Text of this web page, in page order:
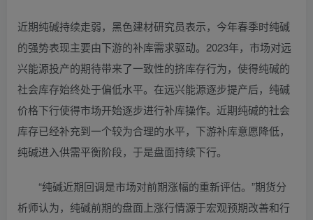
近期纯碱持续走弱，黑色建材研究员表示，今年春季时纯碱
的强势表现主要由下游的补库需求驱动。2023年，市场对远
兴能源投产的期待带来了一致性的挤库存行为，使得纯碱的
社会库存始终处于偏低水平。在远兴能源逐步提产后，纯碱
价格下行使得市场开始逐步进行补库操作。近期纯碱的社会
库存已经补充到一个较为合理的水平，下游补库意愿降低，
纯碱进入供需平衡阶段，于是盘面持续下行。
“纯碱近期回调是市场对前期涨幅的重新评估。”期货分
析师认为，纯碱前期的盘面上涨行情源于宏观预期改善和行